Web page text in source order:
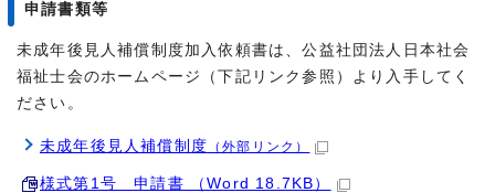
申請書類等
未成年後見人補償制度加入依頼書は、公益社団法人日本社会
福祉士会のホームページ（下記リンク参照）より入手してく
ださい。
未成年後見人補償制度 （外部リンク）
様式第1号 申請書 （Word 18.7KB）